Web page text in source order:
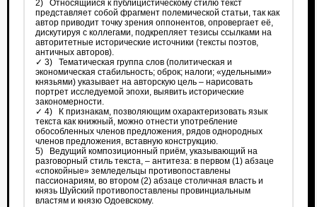
2) Относящийся к публицистическому стилю текст
представляет собой фрагмент полемической статьи, так как
автор приводит точку зрения оппонентов, опровергает её,
дискутируя с коллегами, подкрепляет тезисы ссылками на
авторитетные исторические источники (тексты поэтов,
античных авторов).
✓ 3) Тематическая группа слов (политическая и
экономическая стабильность; оброк; налоги; «удельными»
князьями) указывает на авторскую цель – нарисовать
портрет исследуемой эпохи, выявить исторические
закономерности.
✓ 4) К признакам, позволяющим охарактеризовать язык
текста как книжный, можно отнести употребление
обособленных членов предложения, рядов однородных
членов предложения, вставную конструкцию.
5) Ведущий композиционный приём, указывающий на
разговорный стиль текста, – антитеза: в первом (1) абзаце
«спокойные» земледельцы противопоставлены
пассионариям, во втором (2) абзаце столичная власть и
князь Шуйский противопоставлены провинциальным
властям и князю Одоевскому.